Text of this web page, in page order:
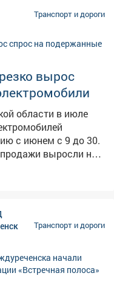
Транспорт и дороги
вырос
области в июле
с июнем с 9 до 30.
выросли на
периода прошлого
остаётся
остаётся Nissan
333 %. Также в
i‑MiEV. Среди
Nissan Leaf
Транспорт и дороги